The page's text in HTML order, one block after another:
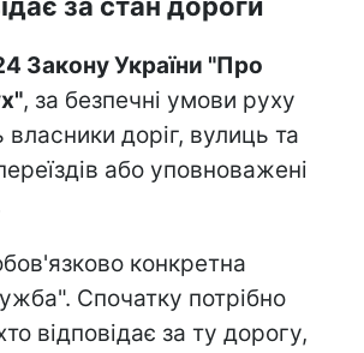
за стан дороги
Закону України "Про
, за безпечні умови руху
власники доріг, вулиць та
або уповноважені
конкретна
Спочатку потрібно
відповідає за ту дорогу,